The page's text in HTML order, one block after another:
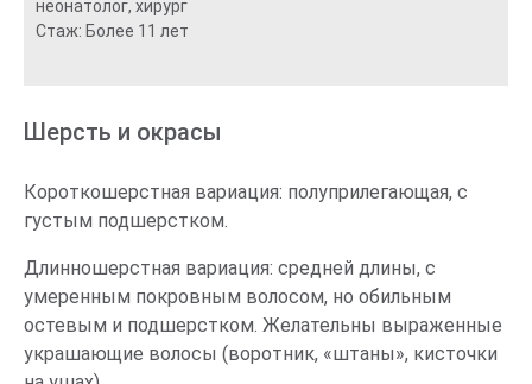
неонатолог, хирург
Стаж: Более 11 лет
Шерсть и окрасы
Короткошерстная вариация: полуприлегающая, с
густым подшерстком.
Длинношерстная вариация: средней длины, с
умеренным покровным волосом, но обильным
остевым и подшерстком. Желательны выраженные
украшающие волосы (воротник, «штаны», кисточки